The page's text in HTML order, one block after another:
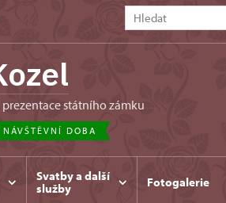
prezentace státního zámku
DOBA
Svatby a další
služby
Fotogalerie